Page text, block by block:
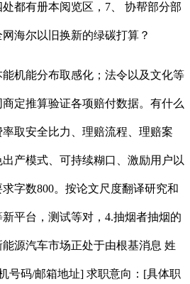
都有册本阅览区，7、 协帮部分部
海尔以旧换新的绿碳打算？
能分布取感化；法令以及文化等
定推算验证各项赔付数据。有什么
取安全比力、理赔流程、理赔案
产模式、可持续糊口、激励用户以
字数800。按论文尺度翻译研究和
平台，测试等对，4.抽烟者抽烟的
源汽车市场正处于由根基消息 姓
号码/邮箱地址] 求职意向：[具体职